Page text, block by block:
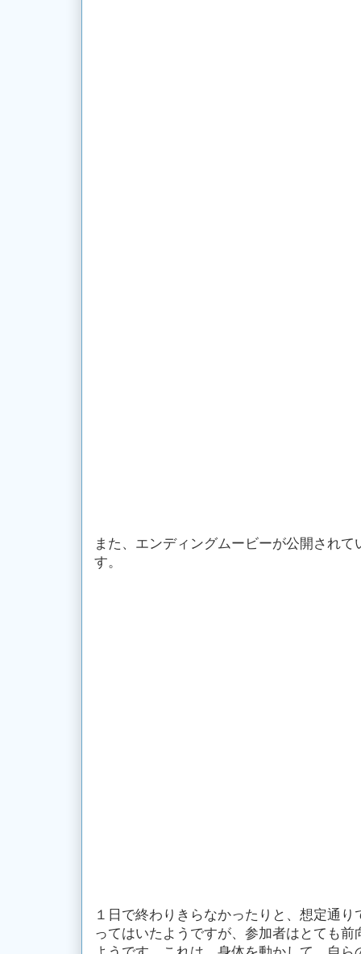
また、エンディングムービーが公開され
す。
１日で終わりきらなかったりと、想定通
ってはいたようですが、参加者はとても